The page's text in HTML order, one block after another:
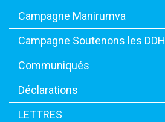
Campagne Manirumva
Campagne Soutenons les DDH
Communiqués
Déclarations
LETTRES